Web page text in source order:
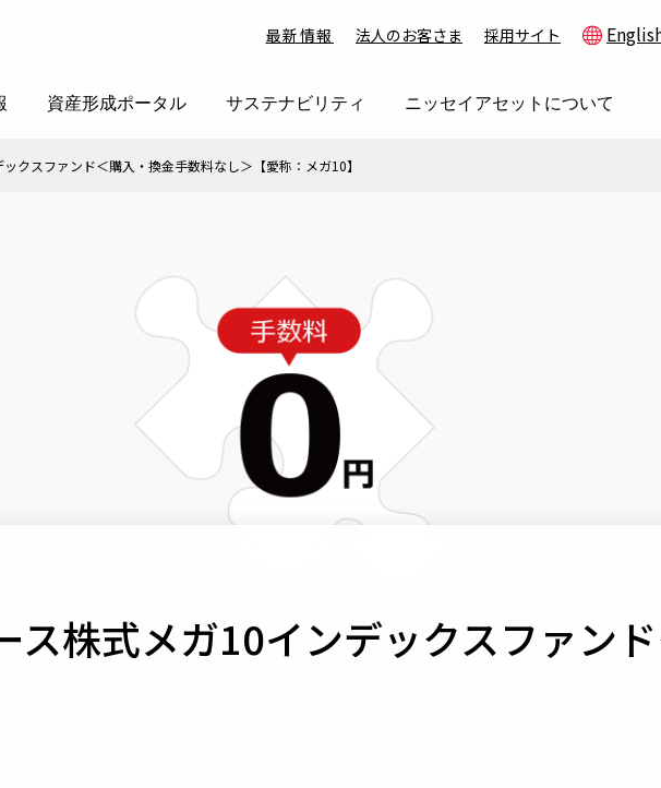
最新情報 法人のお客さま 採用サイト
資産形成ポータル サステナビリティ ニッセイアセットについて
クスファンド＜購入・換金手数料なし＞【愛称：メガ10】
ス株式メガ10インデックスファン